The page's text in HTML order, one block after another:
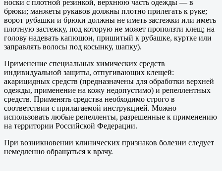
носки с плотной резинкой, верхнюю часть одежды — в
брюки; манжеты рукавов должны плотно прилегать к руке;
ворот рубашки и брюки должны не иметь застежки или иметь
плотную застежку, под которую не может проползти клещ; на
голову надевать капюшон, пришитый к рубашке, куртке или
заправлять волосы под косынку, шапку).
Применение специальных химических средств
индивидуальной защиты, отпугивающих клещей:
акарицидных средств (предназначены для обработки верхней
одежды, применение на кожу недопустимо) и репеллентных
средств. Применять средства необходимо строго в
соответствии с прилагаемой инструкцией. Можно
использовать любые репелленты, разрешенные к применению
на территории Российской Федерации.
При возникновении клинических признаков болезни следует
немедленно обращаться к врачу.